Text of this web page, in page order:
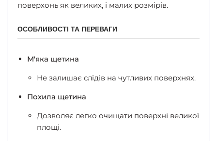
поверхонь як великих, і малих розмірів.
ОСОБЛИВОСТІ ТА ПЕРЕВАГИ
М'яка щетина
Не залишає слідів на чутливих поверхнях.
Похила щетина
Дозволяє легко очищати поверхні великої
площі.